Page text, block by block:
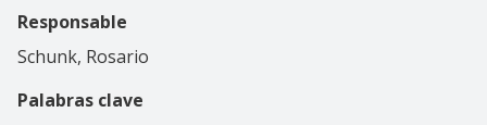
Responsable
Schunk, Rosario
Palabras clave